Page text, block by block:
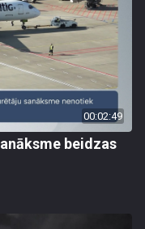
00:02:49
beidzas